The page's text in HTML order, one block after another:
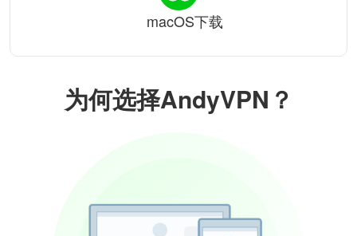
为何选择AndyVPN？
macOS下载